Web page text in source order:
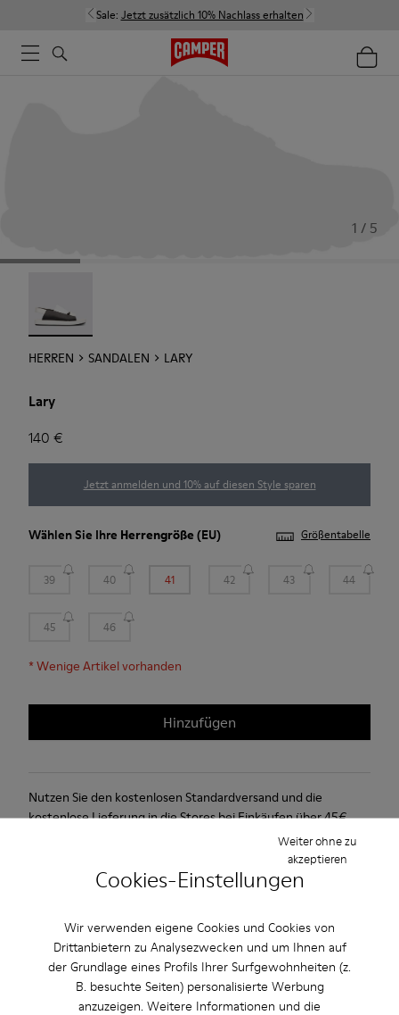
Cookies-Einstellungen
Wir verwenden eigene Cookies und Cookies von
Drittanbietern zu Analysezwecken und um Ihnen auf
der Grundlage eines Profils Ihrer Surfgewohnheiten (z.
B. besuchte Seiten) personalisierte Werbung
anzuzeigen. Weitere Informationen und die
Weiter ohne zu
akzeptieren
Sale: Jetzt zusätzlich 10% Nachlass erhalten
1 / 5
HERREN SANDALEN LARY
Lary
140 €
Jetzt anmelden und 10% auf diesen Style sparen
Wählen Sie Ihre Herrengröße (EU) Größentabelle
39 40 41 42 43 44
45 46
*Wenige Artikel vorhanden
Hinzufügen
Nutzen Sie den kostenlosen Standardversand und die
kostenlose Lieferung in die Stores bei Einkäufen über 45€.
Eigenschaften / Features
Weiß und Schwarz.
Glattleder.
Produktpflege